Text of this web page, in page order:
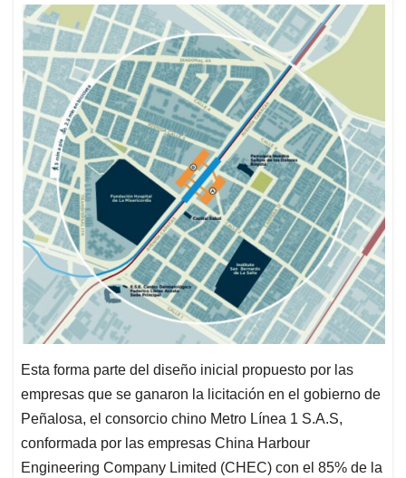
Esta forma parte del diseño inicial propuesto por las
empresas que se ganaron la licitación en el gobierno de
Peñalosa, el consorcio chino Metro Línea 1 S.A.S,
conformada por las empresas China Harbour
Engineering Company Limited (CHEC) con el 85% de la